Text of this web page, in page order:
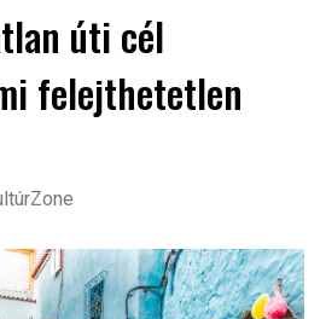
úti cél
felejthetetlen